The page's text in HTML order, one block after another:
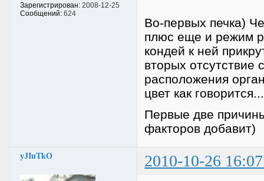
Зарегистрирован: 2008-12-25
Сообщений: 624
Во-первых печка)
плюс еще и режим
кондей к ней
вторых отсутствие
расположения
цвет как говорится...
Первые две
факторов добавит)
yJIuTkO 2010-10-26